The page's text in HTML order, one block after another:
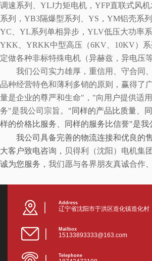
调速系列、YLJ力矩电机，YFP直联式风
系列，YB3隔爆型系列、YS，YM铝壳系
YC、YL系列单相异步，YLV低压大功率系
YKK、YRKK中型高压（6KV、10KV）
定做各种非标特殊电机（异赫兹，异电压等
我们公司实力雄厚，重信用、守合同
品种经营特色和薄利多销的原则，赢得了
量是企业的尊严和生命"，"向用户提供适
务"是我公司宗旨。 "同样的产品比质量、
样的价格比服务、同样的服务比信誉"是我
我公司具备完善的物流连接和优良的售
大客户致电咨询， 贝得利（沈阳）电机集团
诚为您服务 ， 我们愿与各界朋友真诚合作
Address
辽宁省沈阳市于洪区造化镇造化村
Mailbox
15133893333@163.com
Telephone